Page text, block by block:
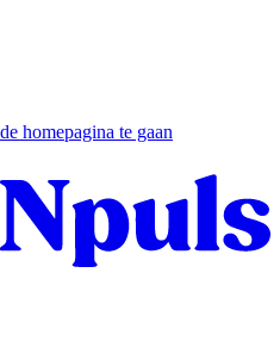
homepagina te gaan